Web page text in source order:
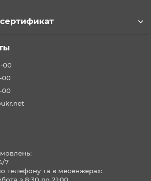
00
00
00
7
телефону та в месенжерах: